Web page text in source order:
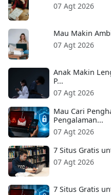
07 Agt 2026
Mau Makin
07 Agt 2026
Anak Makin
P...
07 Agt 2026
Mau Cari
Pengalaman...
07 Agt 2026
7 Situs Gratis
07 Agt 2026
7 Situs Gratis